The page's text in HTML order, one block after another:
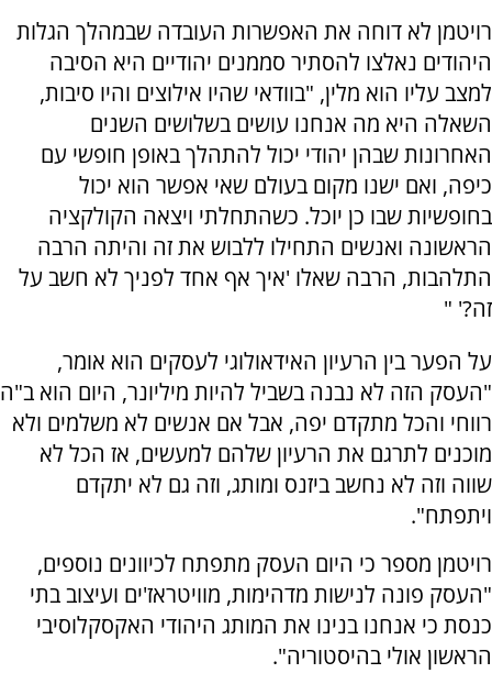
רויטמן לא דוחה את האפשרות העובדה שבמהלך הגלות
היהודים נאלצו להסתיר סממנים יהודיים היא הסיבה
למצב עליו הוא מלין, "בוודאי שהיו אילוצים והיו סיבות,
השאלה היא מה אנחנו עושים בשלושים השנים
האחרונות שבהן יהודי יכול להתהלך באופן חופשי עם
כיפה, ואם ישנו מקום בעולם שאי אפשר הוא יכול
בחופשיות שבו כן יוכל. כשהתחלתי ויצאה הקולקציה
הראשונה ואנשים התחילו ללבוש את זה והיתה הרבה
התלהבות, הרבה שאלו 'איך אף אחד לפניך לא חשב על
זה?' "
על הפער בין הרעיון האידאולוגי לעסקים הוא אומר,
"העסק הזה לא נבנה בשביל להיות מיליונר, היום הוא ב"ה
רווחי והכל מתקדם יפה, אבל אם אנשים לא משלמים ולא
מוכנים לתרגם את הרעיון שלהם למעשים, אז הכל לא
שווה וזה לא נחשב ביזנס ומותג, וזה גם לא יתקדם
ויתפתח".
רויטמן מספר כי היום העסק מתפתח לכיוונים נוספים,
"העסק פונה לנישות מדהימות, מוויטראז'ים ועיצוב בתי
כנסת כי אנחנו בנינו את המותג היהודי האקסקלוסיבי
הראשון אולי בהיסטוריה".